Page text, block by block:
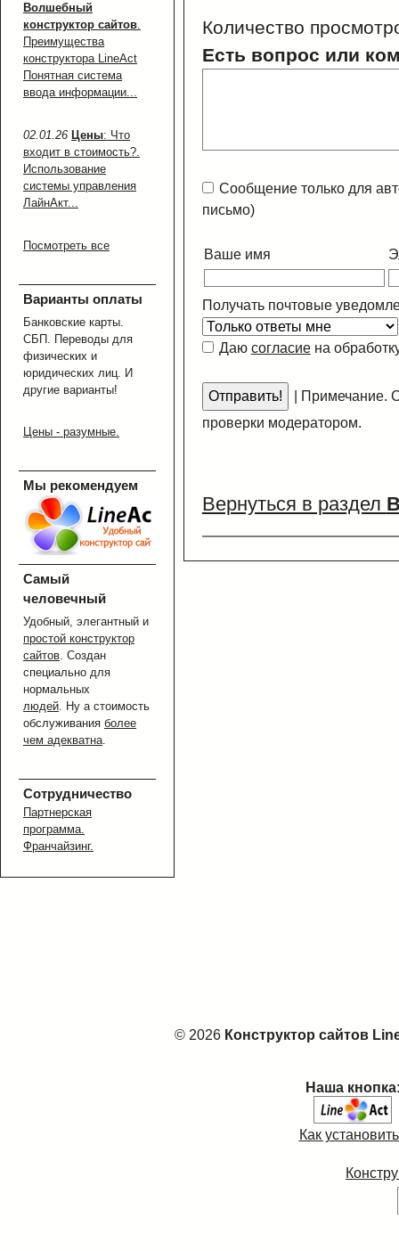
Волшебный
конструктор сайтов.
Преимущества
конструктора LineAct
Понятная система
ввода информации...
02.01.26 Цены: Что
входит в стоимость?.
Использование
системы управления
ЛайнАкт...
Посмотреть все
Варианты оплаты
Банковские карты.
СБП. Переводы для
физических и
юридических лиц. И
другие варианты!
Цены - разумные.
Мы рекомендуем
Самый
человечный
Удобный, элегантный и
простой конструктор
сайтов. Создан
специально для
нормальных
людей. Ну а стоимость
обслуживания более
чем адекватна.
Сотрудничество
Партнерская
программа.
Франчайзинг.
Количество
Есть вопрос или
Сообщение только для
письмо)
Ваше имя
Получать почтовые
Даю согласиена
Примечание.
проверки модератором.
Вернуться в раздел
© 2026 Конструктор сайтов
Наша
Как